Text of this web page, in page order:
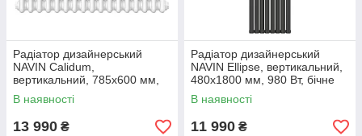
Радіатор дизайнерський
NAVIN Calidum,
вертикальний, 785x600 мм,
990 Вт, бічне підключення,
білий
В наявності
13 990 ₴
Радіатор дизайнерський
NAVIN Ellipse, вертикальний,
480x1800 мм, 980 Вт, бічне
підключення, чорний муар
В наявності
11 990 ₴